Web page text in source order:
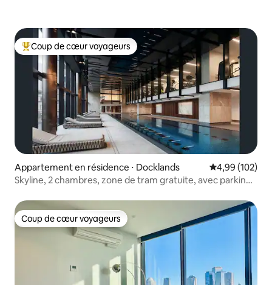
Coups de cœur voyageurs les plus appréciés
Coup de cœur voyageurs
Appartement en résidence ⋅ Docklands Évaluation
4,99 (102)
Skyline, 2 chambres, zone de tram gratuite, avec parking |
Coup de cœur voyageurs
Coup de cœur voyageurs